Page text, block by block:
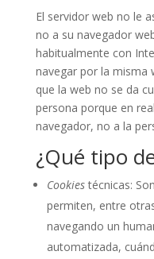
El servidor web no le
no a su navegador
habitualmente con
navegar por la misma
que la web no se da
persona porque en
navegador, no a la
¿Qué tipo
Cookiestécnicas:
permiten, entre
navegando un
automatizada,